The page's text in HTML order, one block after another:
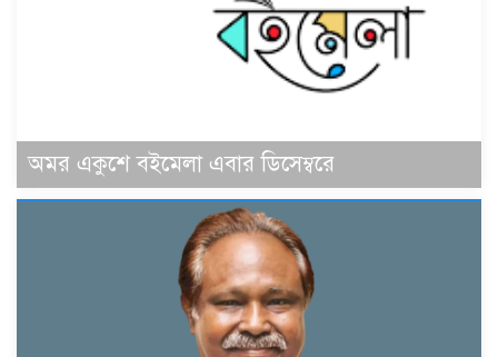
অমর একুশে বইমেলা এবার ডিসেম্বরে